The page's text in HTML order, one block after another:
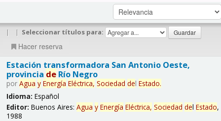
| | Seleccionar títulos para:
Hacer reserva
Estación transformadora San Antonio Oeste,
provincia deRío Negro
por Agua y Energía Eléctrica, Sociedad del Estado.
Idioma: Español
Editor: Buenos Aires: Agua y Energía Eléctrica, Sociedad del Estado,
1988